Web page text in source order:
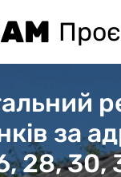
за
28, 30,